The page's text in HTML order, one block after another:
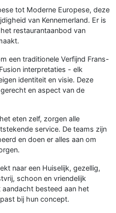
tot Moderne Europese, deze
van Kennemerland. Er is
restaurantaanbod van
een traditionele Verfijnd Frans-
interpretaties - elk
identiteit en visie. Deze
en aspect van de
eten zelf, zorgen alle
service. De teams zijn
en doen er alles aan om
naar een Huiselijk, gezellig,
schoon en vriendelijk
besteed aan het
bij hun concept.